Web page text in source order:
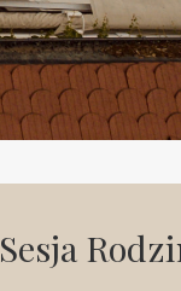
Sesja